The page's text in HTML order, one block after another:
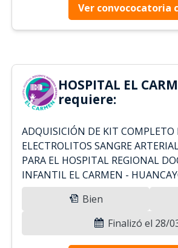
Ver convococatoria
HOSPITAL EL
requiere:
ADQUISICIÓN DE KIT COMPLETO
ELECTROLITOS SANGRE
PARA EL HOSPITAL REGIONAL
INFANTIL EL CARMEN -
Bien
Finalizó el 28/